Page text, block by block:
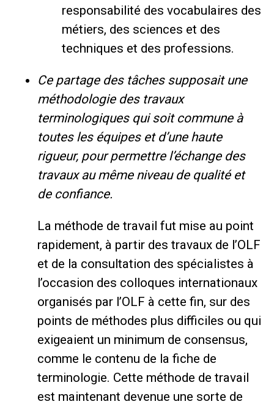
responsabilité des vocabulaires des
métiers, des sciences et des
techniques et des professions.
Ce partage des tâches supposait une
méthodologie des travaux
terminologiques qui soit commune à
toutes les équipes et d’une haute
rigueur, pour permettre l’échange des
travaux au même niveau de qualité et
de confiance.
La méthode de travail fut mise au point
rapidement, à partir des travaux de l’OLF
et de la consultation des spécialistes à
l’occasion des colloques internationaux
organisés par l’OLF à cette fin, sur des
points de méthodes plus difficiles ou qui
exigeaient un minimum de consensus,
comme le contenu de la fiche de
terminologie. Cette méthode de travail
est maintenant devenue une sorte de